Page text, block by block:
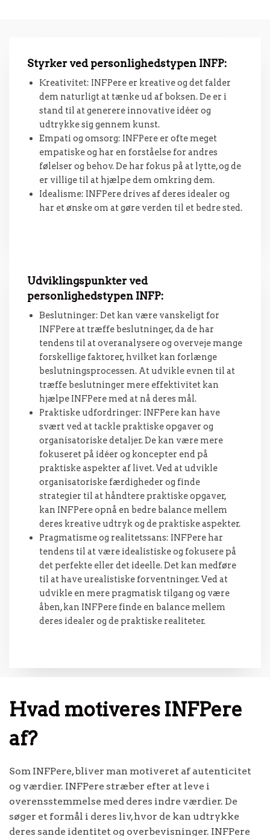
Styrker ved personlighedstypen INFP:
Kreativitet: INFPere er kreative og det falder
dem naturligt at tænke ud af boksen. De er i
stand til at generere innovative idéer og
udtrykke sig gennem kunst.
Empati og omsorg: INFPere er ofte meget
empatiske og har en forståelse for andres
følelser og behov. De har fokus på at lytte, og de
er villige til at hjælpe dem omkring dem.
Idealisme: INFPere drives af deres idealer og
har et ønske om at gøre verden til et bedre sted.
Udviklingspunkter ved
personlighedstypen INFP:
Beslutninger: Det kan være vanskeligt for
INFPere at træffe beslutninger, da de har
tendens til at overanalysere og overveje mange
forskellige faktorer, hvilket kan forlænge
beslutningsprocessen. At udvikle evnen til at
træffe beslutninger mere effektivitet kan
hjælpe INFPere med at nå deres mål.
Praktiske udfordringer: INFPere kan have
svært ved at tackle praktiske opgaver og
organisatoriske detaljer. De kan være mere
fokuseret på idéer og koncepter end på
praktiske aspekter af livet. Ved at udvikle
organisatoriske færdigheder og finde
strategier til at håndtere praktiske opgaver,
kan INFPere opnå en bedre balance mellem
deres kreative udtryk og de praktiske aspekter.
Pragmatisme og realitetssans: INFPere har
tendens til at være idealistiske og fokusere på
det perfekte eller det ideelle. Det kan medføre
til at have urealistiske forventninger. Ved at
udvikle en mere pragmatisk tilgang og være
åben, kan INFPere finde en balance mellem
deres idealer og de praktiske realiteter.
Hvad motiveres INFPere
af?
Som INFPere, bliver man motiveret af autenticitet
og værdier. INFPere stræber efter at leve i
overensstemmelse med deres indre værdier. De
søger et formål i deres liv, hvor de kan udtrykke
deres sande identitet og overbevisninger. INFPere